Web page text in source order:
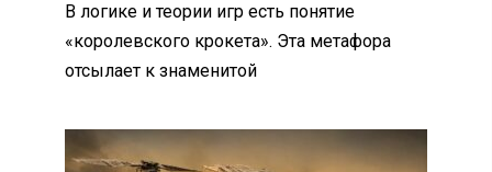
В логике и теории игр есть понятие
«королевского крокета». Эта метафора
отсылает к знаменитой